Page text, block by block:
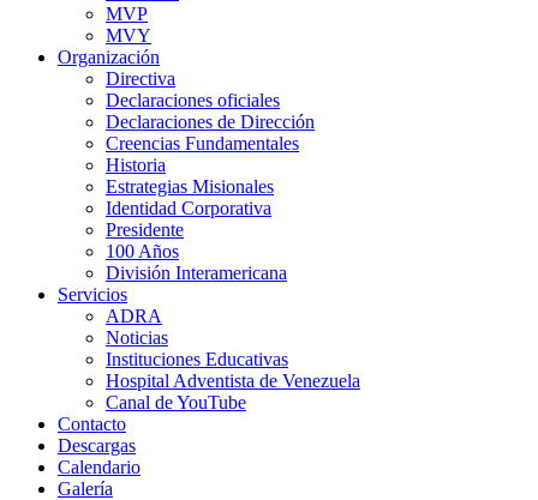
MVP
MVY
Organización
Directiva
Declaraciones oficiales
Declaraciones de Dirección
Creencias Fundamentales
Historia
Estrategias Misionales
Identidad Corporativa
Presidente
100 Años
División Interamericana
Servicios
ADRA
Noticias
Instituciones Educativas
Hospital Adventista de Venezuela
Canal de YouTube
Contacto
Descargas
Calendario
Galería